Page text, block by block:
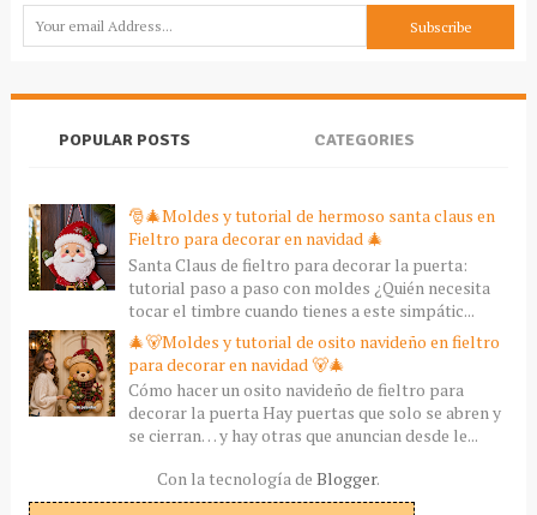
POPULAR POSTS CATEGORIES
🎅🎄Moldes y tutorial de hermoso santa claus en
Fieltro para decorar en navidad 🎄
Santa Claus de fieltro para decorar la puerta:
tutorial paso a paso con moldes ¿Quién necesita
tocar el timbre cuando tienes a este simpátic...
🎄🐻Moldes y tutorial de osito navideño en fieltro
para decorar en navidad 🐻🎄
Cómo hacer un osito navideño de fieltro para
decorar la puerta Hay puertas que solo se abren y
se cierran… y hay otras que anuncian desde le...
Con la tecnología de Blogger.